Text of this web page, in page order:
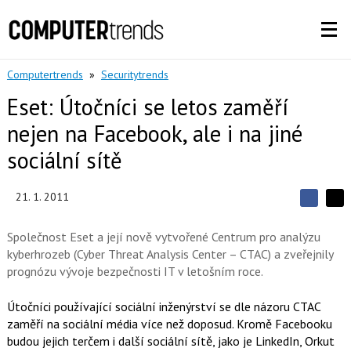
Computertrends » Securitytrends
Eset: Útočníci se letos zaměří
nejen na Facebook, ale i na jiné
sociální sítě
21. 1. 2011
S
í
l
t
S
l
e
n
a
F
a
Společnost Eset a její nově vytvořené Centrum pro analýzu
kyberhrozeb (Cyber Threat Analysis Center – CTAC) a zveřejnily
prognózu vývoje bezpečnosti IT v letošním roce.
Útočníci používající sociální inženýrství se dle názoru CTAC
zaměří na sociální média více než doposud. Kromě Facebooku
budou jejich terčem i další sociální sítě, jako je LinkedIn, Orkut